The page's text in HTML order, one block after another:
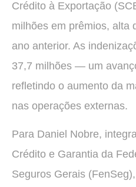
Crédito à Exportação
milhões em prêmios, alta
ano anterior. As
37,7 milhões — um
refletindo o aumento da
nas operações externas.
Para Daniel Nobre,
Crédito e Garantia da
Seguros Gerais